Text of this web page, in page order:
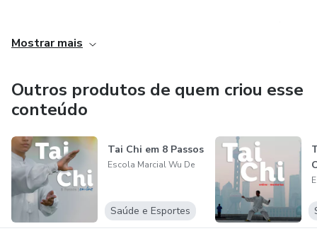
de 8 mãos. Nosso objetivo é ajudar os alunos iniciantes a
desse curso online, adaptado à nossa cultura, valores e
progresso de aprendizado, proporcionamos uma
experiência única de imersão nessa arte milenar.
Além disso, somos os donos do Maior Canal para falar
sobre Kung Fu do Brasil, o Blog Wu De. Lá, entrevistamos
Mestres, falamos sobre filmes, mundo nerd marcial e
muito mais. Tudo isso com o intuito de disseminar o
conhecimento e promover a cultura das artes marciais.
Mostrar mais
Outros produtos de quem criou esse
conteúdo
Tai Chi em 8 Passos
Escola Marcial Wu De
Saúde e Esportes